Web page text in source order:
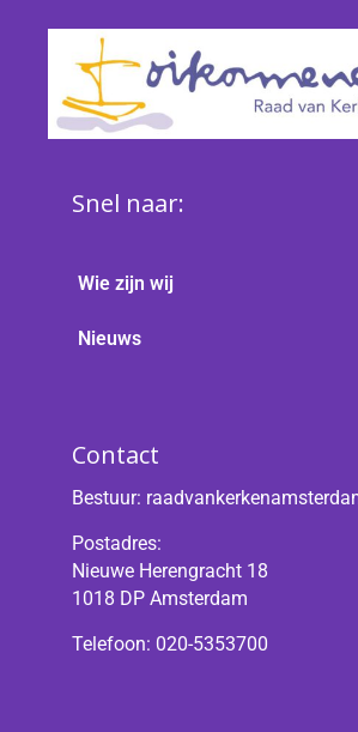
Snel naar:
Wie zijn wij
Nieuws
Contact
Bestuur:
Postadres:
Nieuwe Herengracht 18
1018 DP Amsterdam
Telefoon: 020-5353700